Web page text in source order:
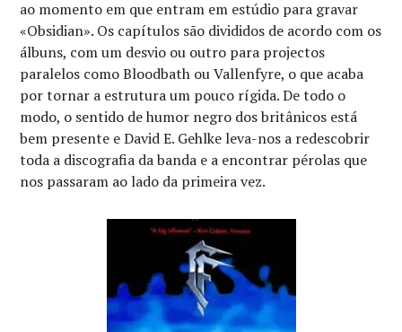
ao momento em que entram em estúdio para gravar
«Obsidian». Os capítulos são divididos de acordo com os
álbuns, com um desvio ou outro para projectos
paralelos como Bloodbath ou Vallenfyre, o que acaba
por tornar a estrutura um pouco rígida. De todo o
modo, o sentido de humor negro dos britânicos está
bem presente e David E. Gehlke leva-nos a redescobrir
toda a discografia da banda e a encontrar pérolas que
nos passaram ao lado da primeira vez.